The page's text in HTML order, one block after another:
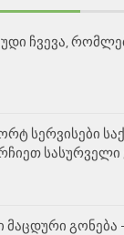
ჩვევა,
სერვისები
მაცდური გონება